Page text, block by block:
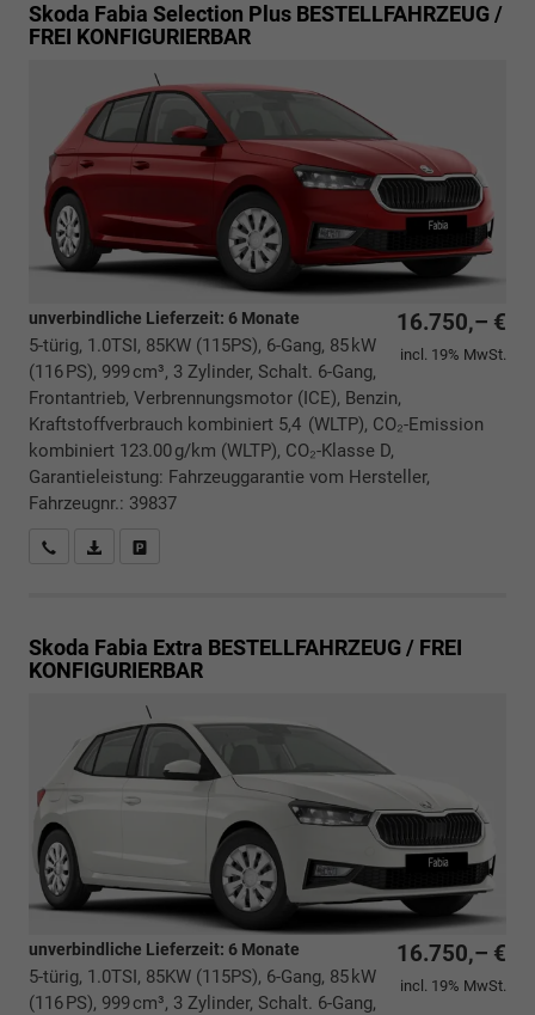
Skoda Fabia Selection Plus BESTELLFAHRZEUG /
FREI KONFIGURIERBAR
16.750,– €
incl. 19% MwSt.
unverbindliche Lieferzeit: 6 Monate
5-türig, 1.0TSI, 85KW (115PS), 6-Gang, 85 kW
(116 PS), 999 cm³, 3 Zylinder, Schalt. 6-Gang,
Frontantrieb, Verbrennungsmotor (ICE), Benzin,
Kraftstoffverbrauch kombiniert 5,4 (WLTP), CO₂-Emission
kombiniert 123.00 g/km (WLTP), CO₂-Klasse D,
Garantieleistung: Fahrzeuggarantie vom Hersteller,
Fahrzeugnr.: 39837
Rückrufbitte absenden
PDF-Datei, Fahrzeugexposé drucken
Skoda Fabia Extra BESTELLFAHRZEUG / FREI
KONFIGURIERBAR
16.750,– €
incl. 19% MwSt.
unverbindliche Lieferzeit: 6 Monate
5-türig, 1.0TSI, 85KW (115PS), 6-Gang, 85 kW
(116 PS), 999 cm³, 3 Zylinder, Schalt. 6-Gang,